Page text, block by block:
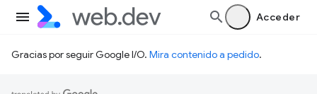
Acceder
Gracias por seguir Google I/O. Mira contenido a pedido.